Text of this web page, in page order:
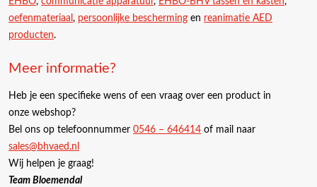
oefenmateriaal , persoonlijke bescherming en reanimatie AED
producten.
Meer informatie?
Heb je een specifieke wens of een vraag over een product in
onze webshop?
Bel ons op telefoonnummer 0546 – 646414 of mail naar
sales@bhvaed.nl
Wij helpen je graag!
Team Bloemendal